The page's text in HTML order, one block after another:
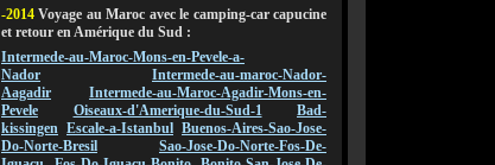
-2014 Voyage au Maroc avec le camping-car capucine
et retour en Amérique du Sud :
Intermede-au-Maroc-Mons-en-Pevele-a-
Nador
Intermede-au-maroc-Nador-
Aagadir
Intermede-au-Maroc-Agadir-Mons-en-
Pevele
Oiseaux-d'Amerique-du-Sud-1
Bad-
kissingen Escale-a-Istanbul Buenos-Aires-Sao-Jose-
Do-Norte-Bresil
Sao-Jose-Do-Norte-Fos-De-